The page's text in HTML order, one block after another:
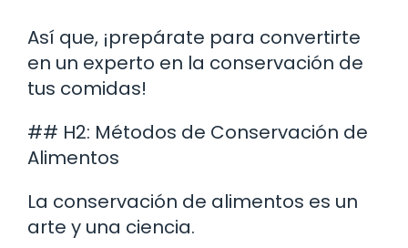
Así que, ¡prepárate para convertirte
en un experto en la conservación de
tus comidas!
## H2: Métodos de Conservación de
Alimentos
La conservación de alimentos es un
arte y una ciencia.